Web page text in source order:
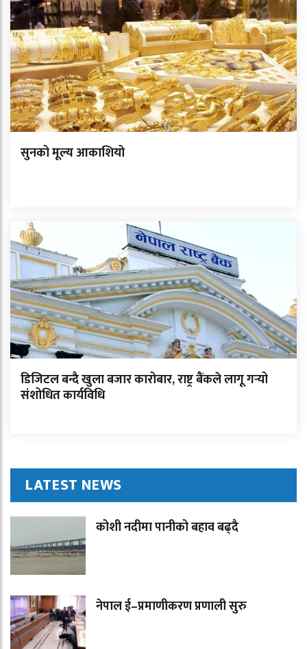
सुनको मूल्य आकाशियो
डिजिटल बन्दै खुला बजार कारोबार, राष्ट्र बैंकले लागू गर्‍यो
संशोधित कार्यविधि
LATEST NEWS
कोशी नदीमा पानीको बहाव बढ्दै
नेपाल ई–प्रमाणीकरण प्रणाली सुरु